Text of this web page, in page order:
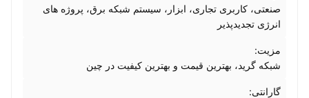
صنعتی، کاربری تجاری، ابزار، سیستم شبکه برق، پروژه های
انرژی تجدیدپذیر
مزیت:
شبکه گرید، بهترین قیمت و بهترین کیفیت در چین
گارانتی: